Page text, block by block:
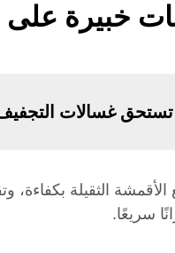
خبيرة
غسالات التجفيف
سريعًا.